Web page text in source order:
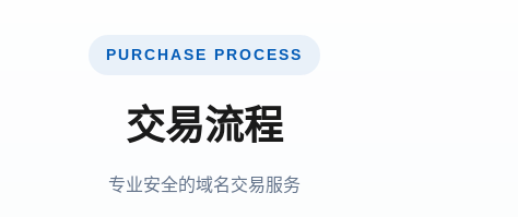
PURCHASE PROCESS
交易流程
专业安全的域名交易服务